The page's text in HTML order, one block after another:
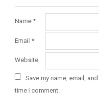
Name *
Email *
Website
Save my name, email,
time I comment.